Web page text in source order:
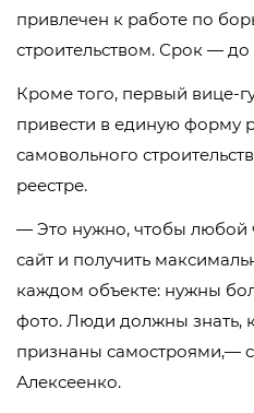
привлечен к работе по
строительством. Срок — до
Кроме того, первый вице-
привести в единую форму
самовольного
реестре.
— Это нужно, чтобы любой
сайт и получить
каждом объекте: нужны
фото. Люди должны знать,
признаны самостроями,—
Алексеенко.